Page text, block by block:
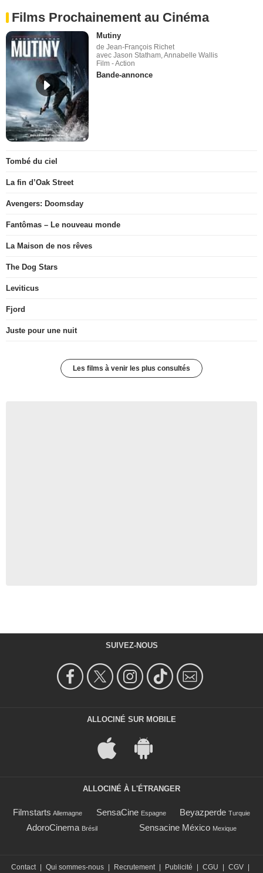
Films Prochainement au Cinéma
Mutiny
de Jean-François Richet
avec Jason Statham, Annabelle Wallis
Film - Action
Bande-annonce
Tombé du ciel
La fin d’Oak Street
Avengers: Doomsday
Fantômas – Le nouveau monde
La Maison de nos rêves
The Dog Stars
Leviticus
Fjord
Juste pour une nuit
Les films à venir les plus consultés
SUIVEZ-NOUS
ALLOCINÉ SUR MOBILE
ALLOCINÉ À L'ÉTRANGER
Filmstarts Allemagne SensaCine Espagne Beyazperde Turquie
AdoroCinema Brésil Sensacine México Mexique
Contact Qui sommes-nous Recrutement Publicité CGU CGV